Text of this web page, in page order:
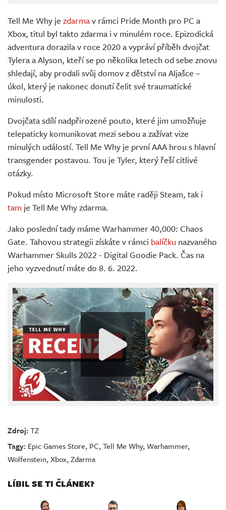
Tell Me Why je zdarmav rámci Pride Month pro PC a
Xbox, titul byl takto zdarma i v minulém roce. Epizodická
adventura dorazila v roce 2020 a vypráví příběh dvojčat
Tylera a Alyson, kteří se po několika letech od sebe znovu
shledají, aby prodali svůj domov z dětství na Aljašce –
úkol, který je nakonec donutí čelit své traumatické
minulosti.
Dvojčata sdílí nadpřirozené pouto, které jim umožňuje
telepaticky komunikovat mezi sebou a zažívat vize
minulých událostí. Tell Me Why je první AAA hrou s hlavní
transgender postavou. Tou je Tyler, který řeší citlivé
otázky.
Pokud místo Microsoft Store máte raději Steam, tak i
tam je Tell Me Why zdarma.
Jako poslední tady máme Warhammer 40,000: Chaos
Gate. Tahovou strategii získáte v rámci balíčku nazvaného
Warhammer Skulls 2022 - Digital Goodie Pack. Čas na
jeho vyzvednutí máte do 8. 6. 2022.
Zdroj:TZ
Tagy: Epic Games Store, PC,Tell Me Why,Warhammer,
Wolfenstein,Xbox,Zdarma
LÍBIL SE TI ČLÁNEK?